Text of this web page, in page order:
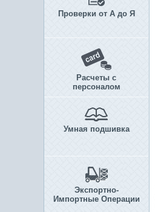
Проверки от А до Я
Расчеты с
персоналом
Умная подшивка
Экспортно-
Импортные Операции